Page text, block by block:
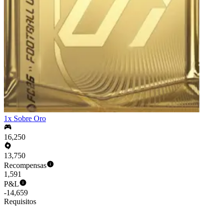
1x Sobre Oro
16,250
13,750
Recompensas
1,591
P&L
-14,659
Requisitos